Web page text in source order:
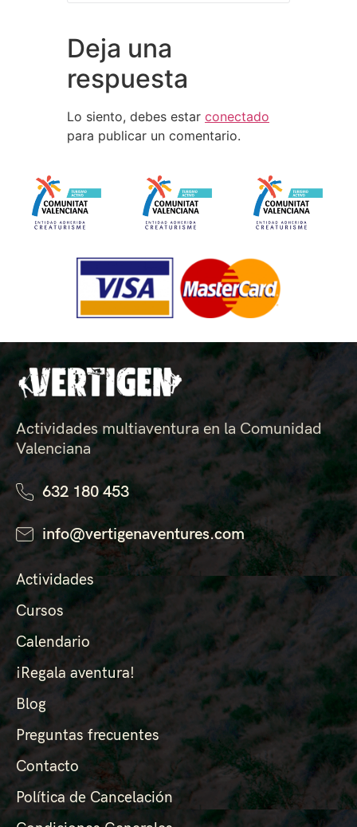
Deja una
respuesta
Lo siento, debes estar conectado
para publicar un comentario.
Actividades multiaventura en la Comunidad
Valenciana
632 180 453
info@vertigenaventures.com
Actividades
Cursos
Calendario
¡Regala aventura!
Blog
Preguntas frecuentes
Contacto
Política de Cancelación